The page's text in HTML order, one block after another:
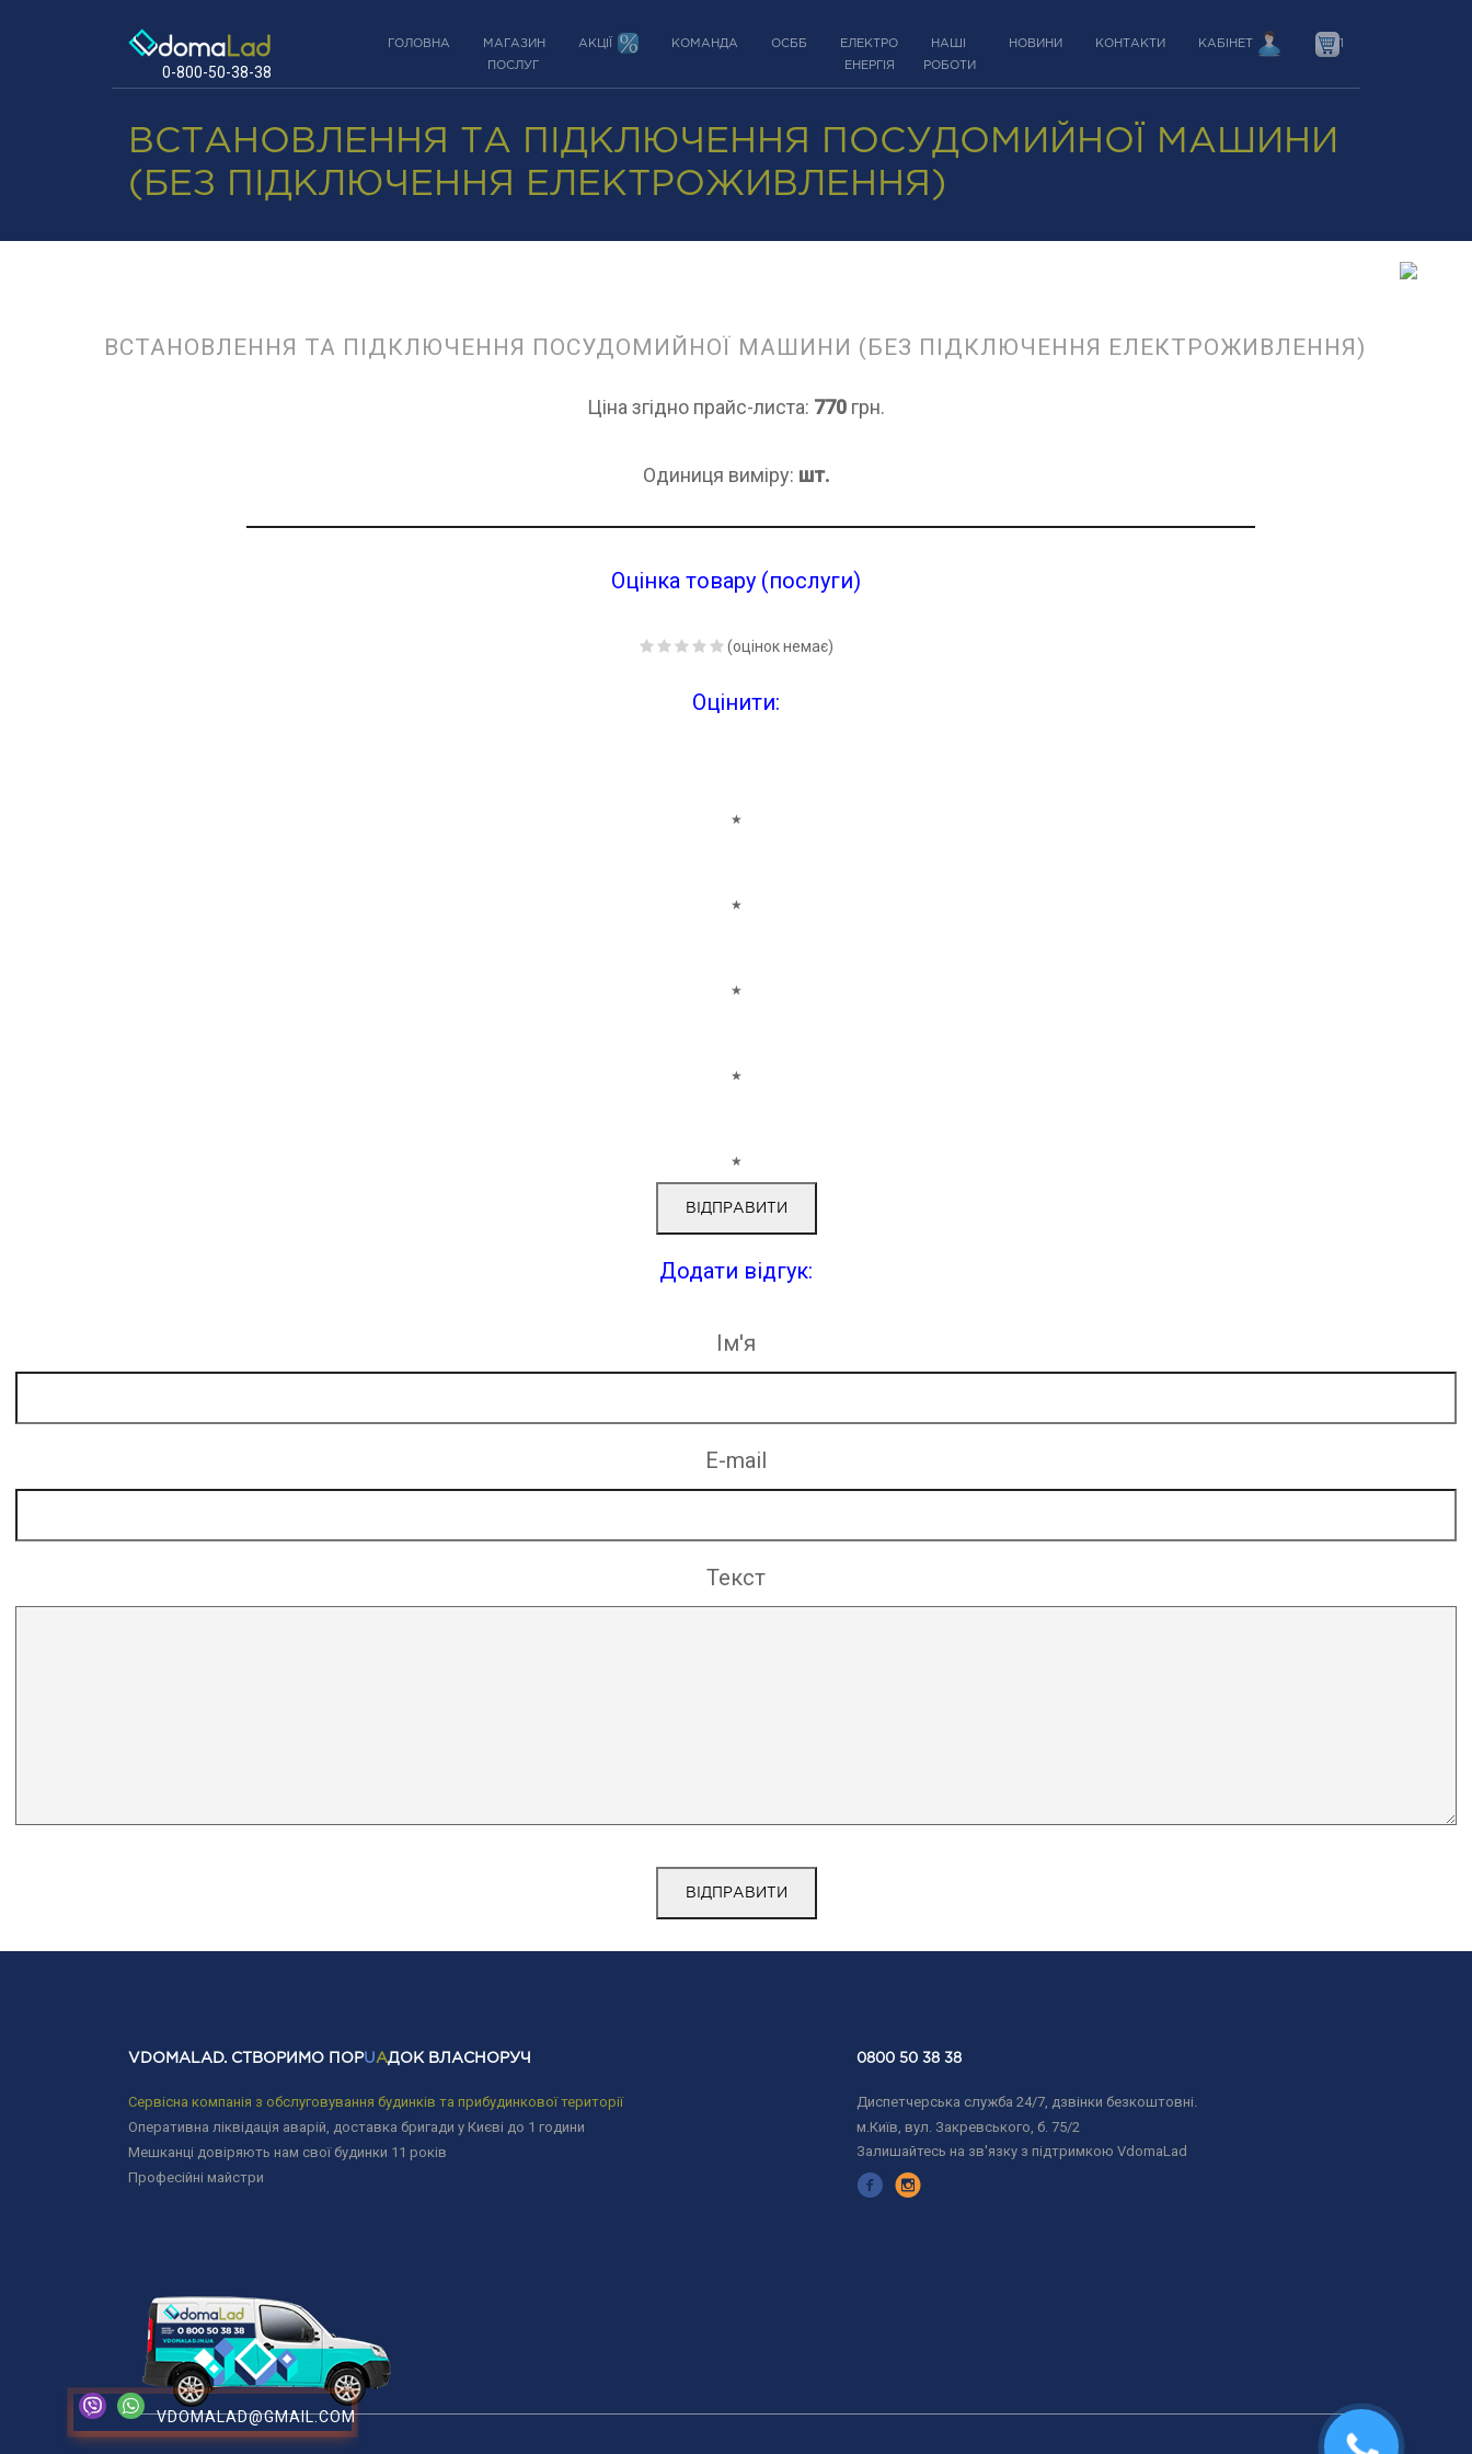
0-800-50-38-38
ГОЛОВНА
МАГАЗИН
ПОСЛУГ
АКЦІЇ КОМАНДА ОСББ
ЕЛЕКТРО
ЕНЕРГІЯ
НАШІ
РОБОТИ
НОВИНИ КОНТАКТИ КАБІНЕТ 1
ВСТАНОВЛЕННЯ ТА ПІДКЛЮЧЕННЯ ПОСУДОМИЙНОЇ МАШИНИ
(БЕЗ ПІДКЛЮЧЕННЯ ЕЛЕКТРОЖИВЛЕННЯ)
ВСТАНОВЛЕННЯ ТА ПІДКЛЮЧЕННЯ ПОСУДОМИЙНОЇ МАШИНИ (БЕЗ ПІДКЛЮЧЕННЯ ЕЛЕКТРОЖИВЛЕННЯ)
Ціна згідно прайс-листа: 770 грн.
Одиниця виміру: шт.
Оцінка товару (послуги)
(оцінок немає)
Оцінити:
★
★
★
★
★
Додати відгук:
Ім'я
E-mail
Текст
VDOMALAD. СТВОРИМО ПОРUAДОК ВЛАСНОРУЧ
Сервісна компанія з обслуговування будинків та прибудинкової території
Оперативна ліквідація аварій, доставка бригади у Києві до 1 години
Мешканці довіряють нам свої будинки 11 років
Професійні майстри
0800 50 38 38
Диспетчерська служба 24/7, дзвінки безкоштовні.
м.Київ, вул. Закревського, б. 75/2
Залишайтесь на зв'язку з підтримкою VdomaLad
VDOMALAD@GMAIL.COM